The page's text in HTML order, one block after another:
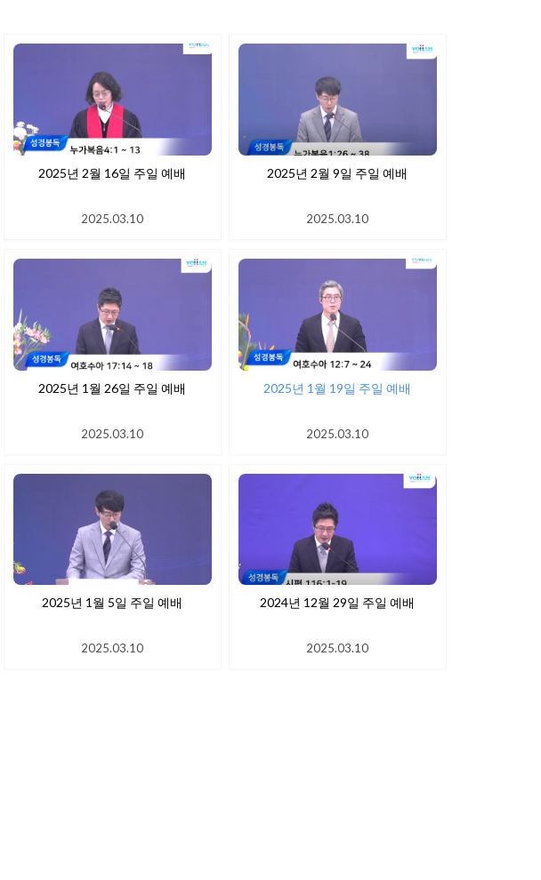
2025년 2월 16일 주일 예배
2025.03.10
2025년 2월 9일 주일 예배
2025.03.10
2025년 1월 26일 주일 예배
2025.03.10
2025년 1월 19일 주일 예배
2025.03.10
2025년 1월 5일 주일 예배
2025.03.10
2024년 12월 29일 주일 예배
2025.03.10